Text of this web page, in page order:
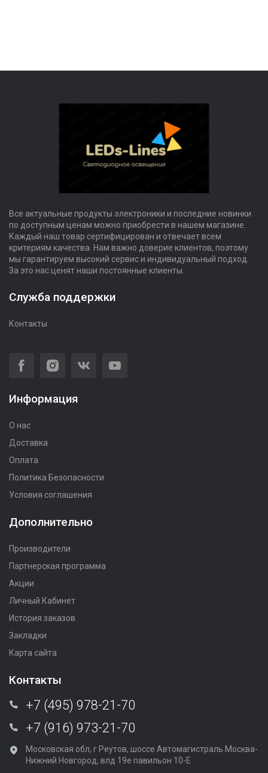
Все актуальные продукты электроники и последние новинки
по доступным ценам можно приобрести в нашем магазине.
Каждый наш товар сертифицирован и отвечает всем
критериям качества. Нам важно доверие клиентов, поэтому
мы гарантируем высокий сервис и индивидуальный подход.
За это нас ценят наши постоянные клиенты.
Служба поддержки
Контакты
Информация
О нас
Доставка
Оплата
Политика Безопасности
Условия соглашения
Дополнительно
Производители
Партнерская программа
Акции
Личный Кабинет
История заказов
Закладки
Карта сайта
Контакты
+7 (495) 978-21-70
+7 (916) 973-21-70
Московская обл, г Реутов, шоссе Автомагистраль Москва-
Нижний Новгород, влд 19е павильон 10-Е